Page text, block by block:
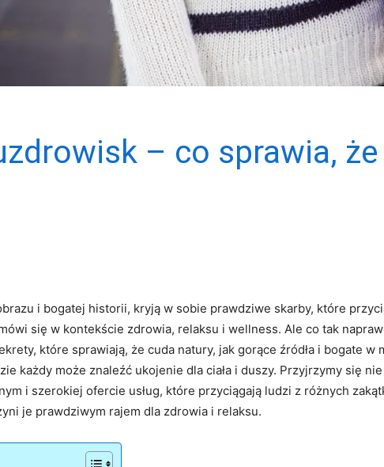
– co sprawia,
i bogatej historii, kryją w sobie prawdziwe skarby, ‍które
się w kontekście zdrowia, relaksu i wellness. Ale​ co tak
które⁣ sprawiają, że cuda natury, jak gorące źródła i bogate w
⁤każdy może znaleźć ukojenie dla ciała i duszy. Przyjrzymy się
i szerokiej ofercie usług, które przyciągają⁢ ludzi z różnych
je prawdziwym rajem dla zdrowia i relaksu.